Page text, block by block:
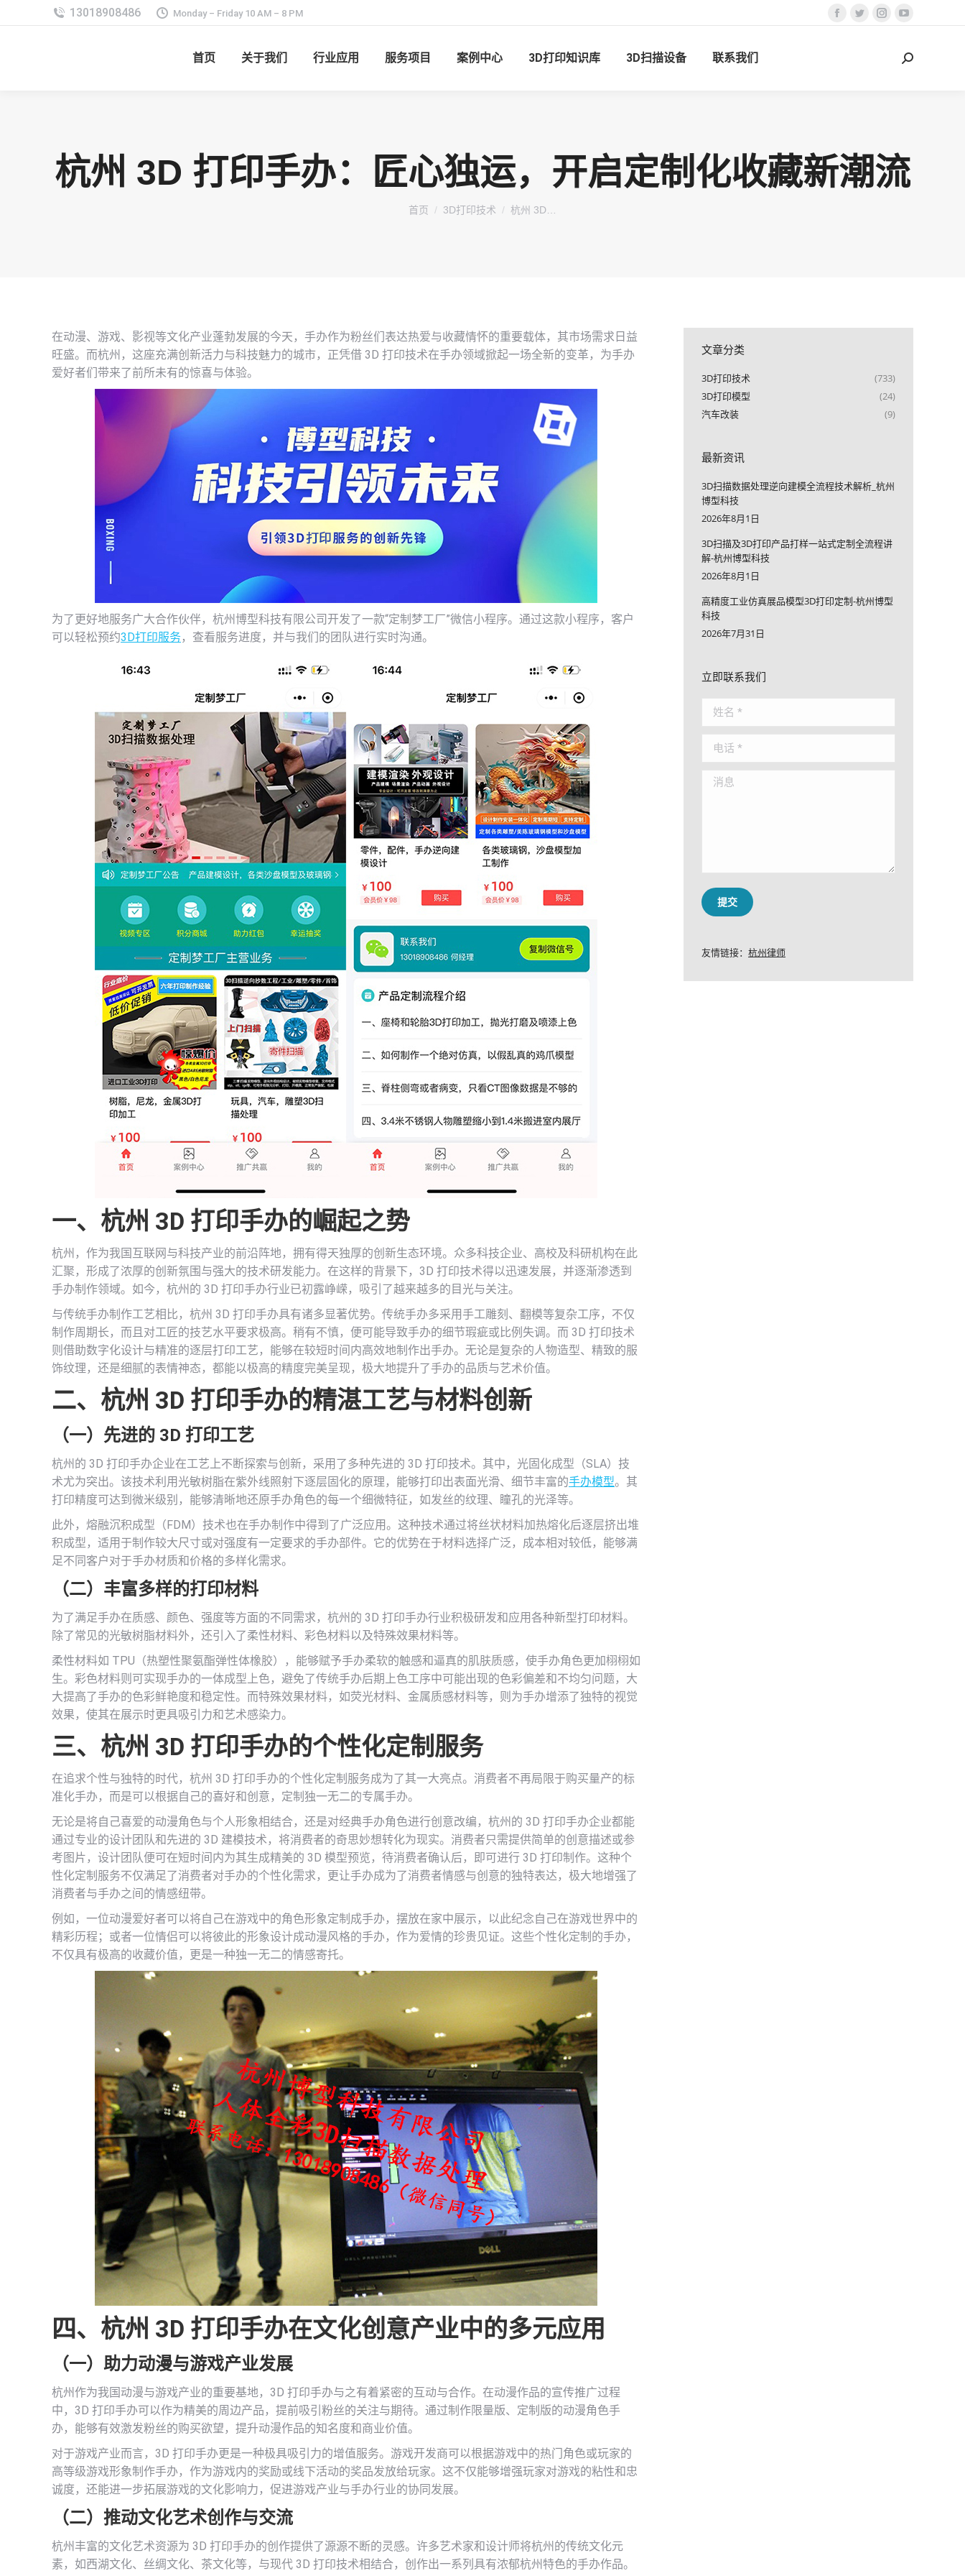
Monday – Friday 10 AM – 8 PM
Facebook
打
开
Twitter
打
开
Instagram
打
开
在
开
首页 关于我们 行业应用 服务项目 案例中心 3D打印知识库 3D扫描设备 联系我们
搜
杭州 3D 打印手办：匠心独运，开启定制化收藏新潮流
您在这里：
首页 3D打印技术 杭州 3D…
在动漫、游戏、影视等文化产业蓬勃发展的今天，手办作为粉丝们表达热爱与收藏情怀的重要载体，其市场需求日益
旺盛。而杭州，这座充满创新活力与科技魅力的城市，正凭借 3D 打印技术在手办领域掀起一场全新的变革，为手办
爱好者们带来了前所未有的惊喜与体验。
为了更好地服务广大合作伙伴，杭州博型科技有限公司开发了一款“定制梦工厂”微信小程序。通过这款小程序，客户
可以轻松预约3D打印服务，查看服务进度，并与我们的团队进行实时沟通。
一、杭州 3D 打印手办的崛起之势
杭州，作为我国互联网与科技产业的前沿阵地，拥有得天独厚的创新生态环境。众多科技企业、高校及科研机构在此
汇聚，形成了浓厚的创新氛围与强大的技术研发能力。在这样的背景下，3D 打印技术得以迅速发展，并逐渐渗透到
手办制作领域。如今，杭州的 3D 打印手办行业已初露峥嵘，吸引了越来越多的目光与关注。
与传统手办制作工艺相比，杭州 3D 打印手办具有诸多显著优势。传统手办多采用手工雕刻、翻模等复杂工序，不仅
制作周期长，而且对工匠的技艺水平要求极高。稍有不慎，便可能导致手办的细节瑕疵或比例失调。而 3D 打印技术
则借助数字化设计与精准的逐层打印工艺，能够在较短时间内高效地制作出手办。无论是复杂的人物造型、精致的服
饰纹理，还是细腻的表情神态，都能以极高的精度完美呈现，极大地提升了手办的品质与艺术价值。
二、杭州 3D 打印手办的精湛工艺与材料创新
（一）先进的 3D 打印工艺
杭州的 3D 打印手办企业在工艺上不断探索与创新，采用了多种先进的 3D 打印技术。其中，光固化成型（SLA）技
术尤为突出。该技术利用光敏树脂在紫外线照射下逐层固化的原理，能够打印出表面光滑、细节丰富的手办模型。其
打印精度可达到微米级别，能够清晰地还原手办角色的每一个细微特征，如发丝的纹理、瞳孔的光泽等。
此外，熔融沉积成型（FDM）技术也在手办制作中得到了广泛应用。这种技术通过将丝状材料加热熔化后逐层挤出堆
积成型，适用于制作较大尺寸或对强度有一定要求的手办部件。它的优势在于材料选择广泛，成本相对较低，能够满
足不同客户对于手办材质和价格的多样化需求。
（二）丰富多样的打印材料
为了满足手办在质感、颜色、强度等方面的不同需求，杭州的 3D 打印手办行业积极研发和应用各种新型打印材料。
除了常见的光敏树脂材料外，还引入了柔性材料、彩色材料以及特殊效果材料等。
柔性材料如 TPU（热塑性聚氨酯弹性体橡胶），能够赋予手办柔软的触感和逼真的肌肤质感，使手办角色更加栩栩如
生。彩色材料则可实现手办的一体成型上色，避免了传统手办后期上色工序中可能出现的色彩偏差和不均匀问题，大
大提高了手办的色彩鲜艳度和稳定性。而特殊效果材料，如荧光材料、金属质感材料等，则为手办增添了独特的视觉
效果，使其在展示时更具吸引力和艺术感染力。
三、杭州 3D 打印手办的个性化定制服务
在追求个性与独特的时代，杭州 3D 打印手办的个性化定制服务成为了其一大亮点。消费者不再局限于购买量产的标
准化手办，而是可以根据自己的喜好和创意，定制独一无二的专属手办。
无论是将自己喜爱的动漫角色与个人形象相结合，还是对经典手办角色进行创意改编，杭州的 3D 打印手办企业都能
通过专业的设计团队和先进的 3D 建模技术，将消费者的奇思妙想转化为现实。消费者只需提供简单的创意描述或参
考图片，设计团队便可在短时间内为其生成精美的 3D 模型预览，待消费者确认后，即可进行 3D 打印制作。这种个
性化定制服务不仅满足了消费者对手办的个性化需求，更让手办成为了消费者情感与创意的独特表达，极大地增强了
消费者与手办之间的情感纽带。
例如，一位动漫爱好者可以将自己在游戏中的角色形象定制成手办，摆放在家中展示，以此纪念自己在游戏世界中的
精彩历程；或者一位情侣可以将彼此的形象设计成动漫风格的手办，作为爱情的珍贵见证。这些个性化定制的手办，
不仅具有极高的收藏价值，更是一种独一无二的情感寄托。
四、杭州 3D 打印手办在文化创意产业中的多元应用
（一）助力动漫与游戏产业发展
杭州作为我国动漫与游戏产业的重要基地，3D 打印手办与之有着紧密的互动与合作。在动漫作品的宣传推广过程
中，3D 打印手办可以作为精美的周边产品，提前吸引粉丝的关注与期待。通过制作限量版、定制版的动漫角色手
办，能够有效激发粉丝的购买欲望，提升动漫作品的知名度和商业价值。
对于游戏产业而言，3D 打印手办更是一种极具吸引力的增值服务。游戏开发商可以根据游戏中的热门角色或玩家的
高等级游戏形象制作手办，作为游戏内的奖励或线下活动的奖品发放给玩家。这不仅能够增强玩家对游戏的粘性和忠
诚度，还能进一步拓展游戏的文化影响力，促进游戏产业与手办行业的协同发展。
（二）推动文化艺术创作与交流
杭州丰富的文化艺术资源为 3D 打印手办的创作提供了源源不断的灵感。许多艺术家和设计师将杭州的传统文化元
素，如西湖文化、丝绸文化、茶文化等，与现代 3D 打印技术相结合，创作出一系列具有浓郁杭州特色的手办作品。
文章分类
3D打印技术
(733)
3D打印模型
(24)
汽车改装
(9)
最新资讯
3D扫描数据处理逆向建模全流程技术解析_杭州
博型科技
2026年8月1日
3D扫描及3D打印产品打样一站式定制全流程讲
解-杭州博型科技
2026年8月1日
高精度工业仿真展品模型3D打印定制-杭州博型
科技
2026年7月31日
立即联系我们
姓名 *
电话 *
消息
提交
友情链接： 杭州律师